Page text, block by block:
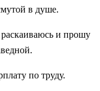
в душе.
и прошу
по труду.